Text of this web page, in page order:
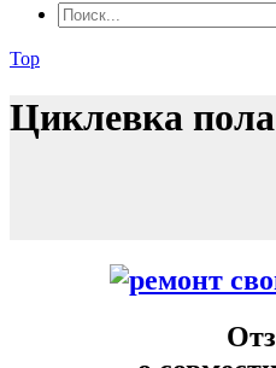
Top
Циклевка пола